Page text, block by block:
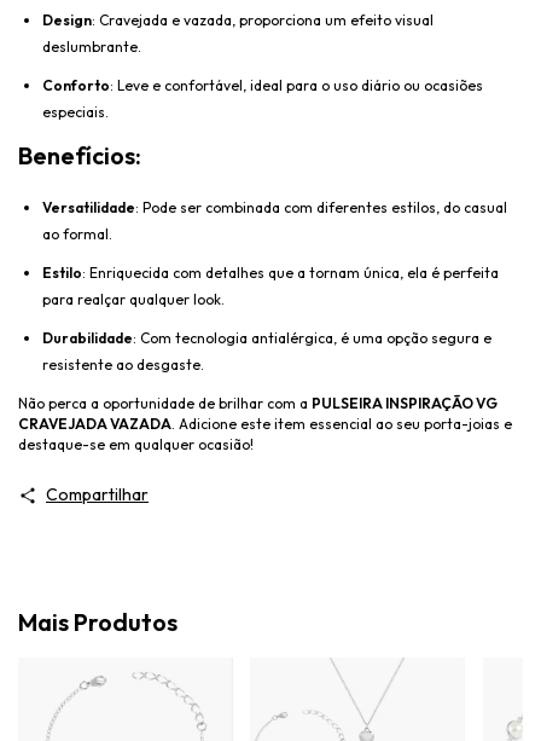
Design: Cravejada e vazada, proporciona um efeito visual
deslumbrante.
Conforto: Leve e confortável, ideal para o uso diário ou ocasiões
especiais.
Benefícios:
Versatilidade: Pode ser combinada com diferentes estilos, do casual
ao formal.
Estilo: Enriquecida com detalhes que a tornam única, ela é perfeita
para realçar qualquer look.
Durabilidade: Com tecnologia antialérgica, é uma opção segura e
resistente ao desgaste.
Não perca a oportunidade de brilhar com a PULSEIRA INSPIRAÇÃO VG
CRAVEJADA VAZADA. Adicione este item essencial ao seu porta-joias e
destaque-se em qualquer ocasião!
Compartilhar
Mais Produtos